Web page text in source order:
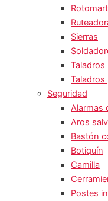
Sierras
Taladros
Taladros
Seguridad
Alarmas
Aros
Bastón
Botiquín
Camilla
Postes